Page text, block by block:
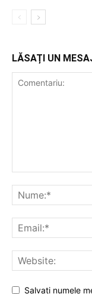
LĂSAȚI UN
Salvați numele